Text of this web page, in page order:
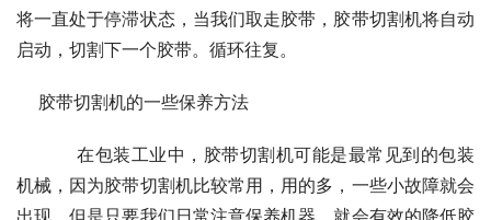
将一直处于停滞状态，当我们取走胶带，胶带切割机将自动
启动，切割下一个胶带。循环往复。
    胶带切割机的一些保养方法
机械，因为胶带切割机比较常用，用的多，一些小故障就会
出现。但是只要我们日常注意保养机器，就会有效的降低胶